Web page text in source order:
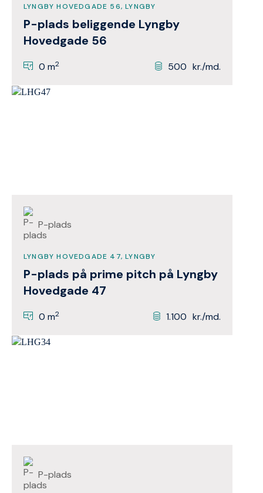
LYNGBY HOVEDGADE 56, LYNGBY
P-plads beliggende Lyngby
Hovedgade 56
0 m2 500 kr./md.
P-plads
LYNGBY HOVEDGADE 47, LYNGBY
P-plads på prime pitch på Lyngby
Hovedgade 47
0 m2 1.100 kr./md.
P-plads